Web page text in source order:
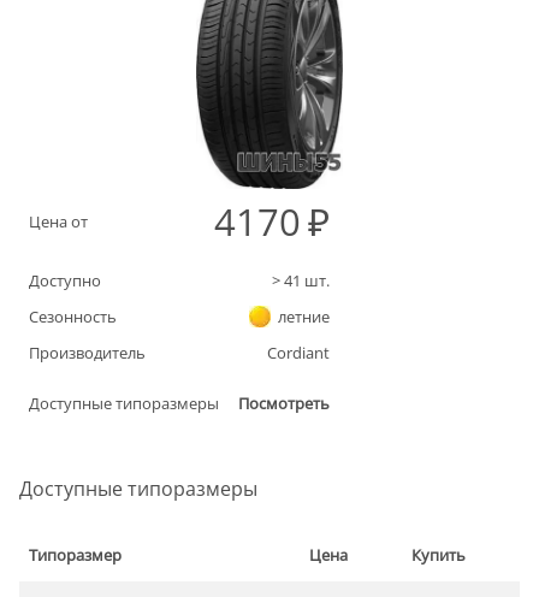
Цена от 4170
Доступно >41 шт.
Сезонность
летние
Производитель
Cordiant
Доступные типоразмеры Посмотреть
Доступные типоразмеры
Типоразмер Цена Купить